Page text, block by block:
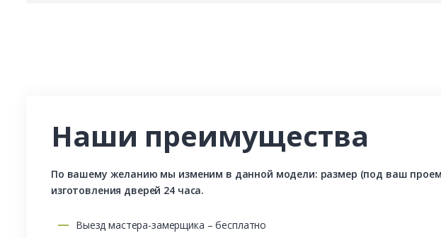
Наши преимущества
По вашему желанию мы изменим в данной модели: размер (под ваш
изготовления дверей 24 часа.
Выезд мастера-замерщика – бесплатно